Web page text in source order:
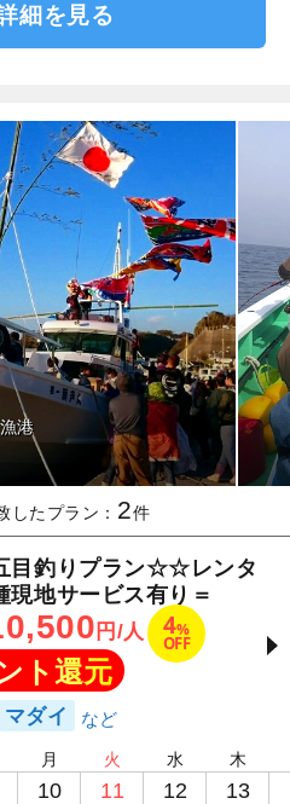
細を見る
港
したプラン： 2件
目釣りプラン☆☆レンタ
地サービス有り＝
円/人 4%
OFF
ト還元
マダイ
月
10
火
11
水
12
木
13